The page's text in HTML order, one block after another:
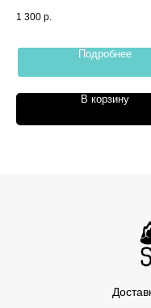
1 300 р.
Подробнее
В корзину